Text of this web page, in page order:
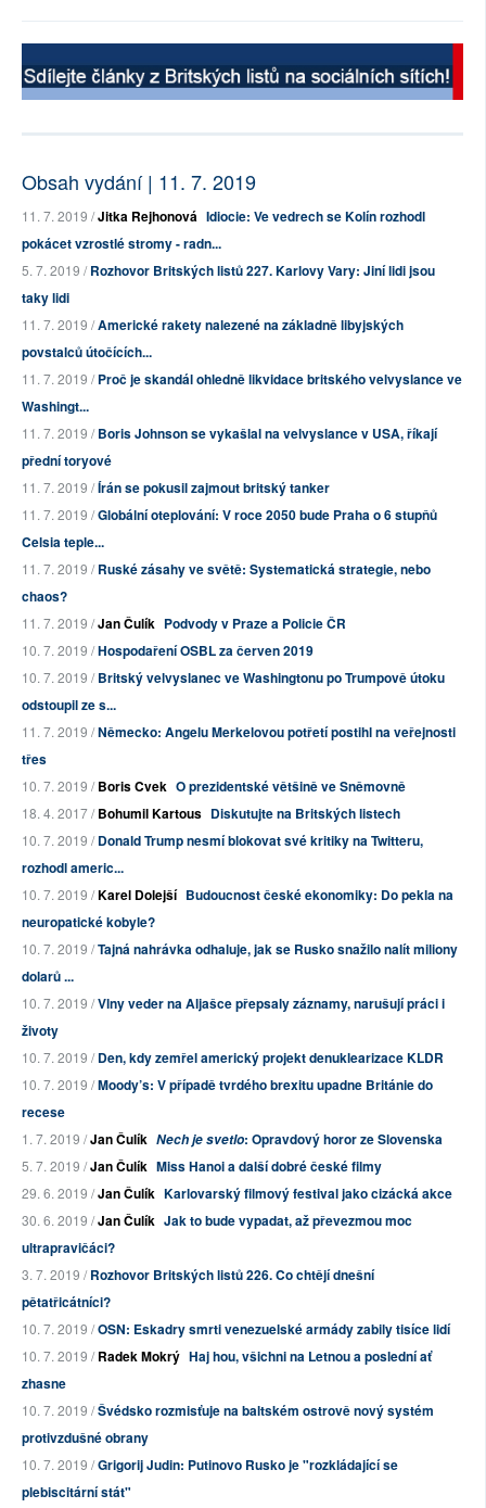
Obsah vydání | 11. 7. 2019
11. 7. 2019 /Jitka Rejhonová Idiocie: Ve vedrech se Kolín rozhodl
pokácet vzrostlé stromy - radn...
5. 7. 2019 /Rozhovor Britských listů 227. Karlovy Vary: Jiní lidi jsou
taky lidi
11. 7. 2019 /Americké rakety nalezené na základně libyjských
povstalců útočících...
11. 7. 2019 /Proč je skandál ohledně likvidace britského velvyslance ve
Washingt...
11. 7. 2019 /Boris Johnson se vykašlal na velvyslance v USA, říkají
přední toryové
11. 7. 2019 /Írán se pokusil zajmout britský tanker
11. 7. 2019 /Globální oteplování: V roce 2050 bude Praha o 6 stupňů
Celsia teple...
11. 7. 2019 /Ruské zásahy ve světě: Systematická strategie, nebo
chaos?
11. 7. 2019 /Jan Čulík Podvody v Praze a Policie ČR
10. 7. 2019 /Hospodaření OSBL za červen 2019
10. 7. 2019 /Britský velvyslanec ve Washingtonu po Trumpově útoku
odstoupil ze s...
11. 7. 2019 /Německo: Angelu Merkelovou potřetí postihl na veřejnosti
třes
10. 7. 2019 /Boris Cvek O prezidentské většině ve Sněmovně
18. 4. 2017 /Bohumil Kartous Diskutujte na Britských listech
10. 7. 2019 /Donald Trump nesmí blokovat své kritiky na Twitteru,
rozhodl americ...
10. 7. 2019 /Karel Dolejší Budoucnost české ekonomiky: Do pekla na
neuropatické kobyle?
10. 7. 2019 /Tajná nahrávka odhaluje, jak se Rusko snažilo nalít miliony
dolarů ...
10. 7. 2019 /Vlny veder na Aljašce přepsaly záznamy, narušují práci i
životy
10. 7. 2019 /Den, kdy zemřel americký projekt denuklearizace KLDR
10. 7. 2019 /Moody’s: V případě tvrdého brexitu upadne Británie do
recese
1. 7. 2019 /Jan Čulík Nech je svetlo: Opravdový horor ze Slovenska
5. 7. 2019 /Jan Čulík Miss Hanoi a další dobré české filmy
29. 6. 2019 /Jan Čulík Karlovarský filmový festival jako cizácká akce
30. 6. 2019 /Jan Čulík Jak to bude vypadat, až převezmou moc
ultrapravičáci?
3. 7. 2019 /Rozhovor Britských listů 226. Co chtějí dnešní
pětatřicátníci?
10. 7. 2019 /OSN: Eskadry smrti venezuelské armády zabily tisíce lidí
10. 7. 2019 /Radek Mokrý Haj hou, všichni na Letnou a poslední ať
zhasne
10. 7. 2019 /Švédsko rozmisťuje na baltském ostrově nový systém
protivzdušné obrany
10. 7. 2019 /Grigorij Judin: Putinovo Rusko je "rozkládající se
plebiscitární stát"